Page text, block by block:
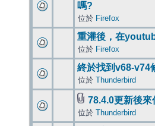
嗎?
位於 Firefox
重灌後，在
位於 Firefox
終於找到v68-v74
位於 Thunderbird
78.4.0更新後來
位於 Thunderbird